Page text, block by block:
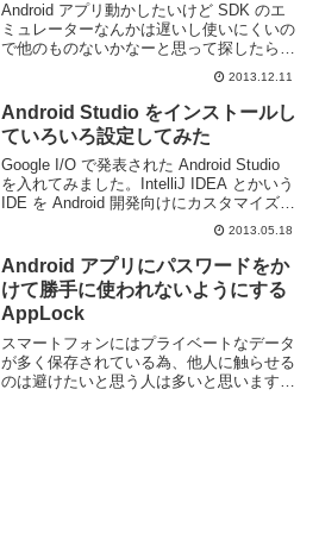
Android アプリ動かしたいけど SDK のエ
ミュレーターなんかは遅いし使いにくいの
で他のものないかなーと思って探したらや
っぱりあったのでメモ。BlueStacks とい
う Android アプリを Mac や Windows 上で
動か...
2013.12.11
Android Studio をインストールし
ていろいろ設定してみた
Google I/O で発表された Android Studio
を入れてみました。IntelliJ IDEA とかいう
IDE を Android 開発向けにカスタマイズし
た感じなんでしょーか。今までは Eclipse
2013.05.18
Android アプリにパスワードをか
けて勝手に使われないようにする
AppLock
スマートフォンにはプライベートなデータ
が多く保存されている為、他人に触らせる
のは避けたいと思う人は多いと思います。